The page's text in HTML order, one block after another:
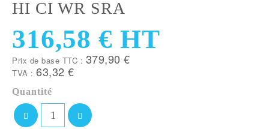
HI CI WR SRA
316,58 € HT
Prix de base TTC : 379,90 €
TVA : 63,32 €
Quantité